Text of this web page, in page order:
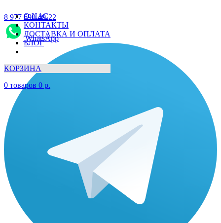
О НАС
КОНТАКТЫ
ДОСТАВКА И ОПЛАТА
БЛОГ
КОРЗИНА
0 товаров 0 р.
8 977 690-49-22
WhatsApp